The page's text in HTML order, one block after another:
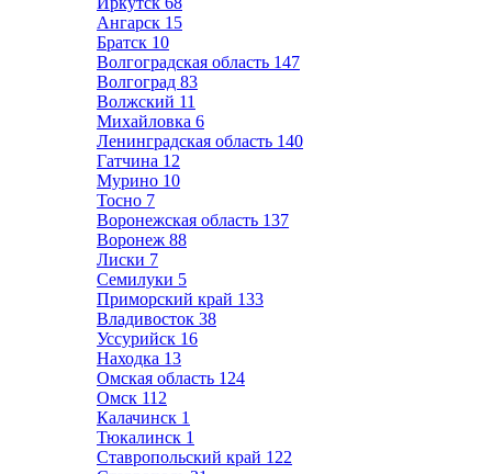
Ангарск 15
Братск 10
Волгоградская область 147
Волгоград 83
Волжский 11
Михайловка 6
Ленинградская область 140
Гатчина 12
Мурино 10
Тосно 7
Воронежская область 137
Воронеж 88
Лиски 7
Семилуки 5
Приморский край 133
Владивосток 38
Уссурийск 16
Находка 13
Омская область 124
Омск 112
Калачинск 1
Тюкалинск 1
Ставропольский край 122